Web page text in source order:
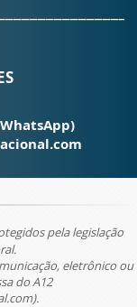
pela legislação
eletrônico ou
do A12